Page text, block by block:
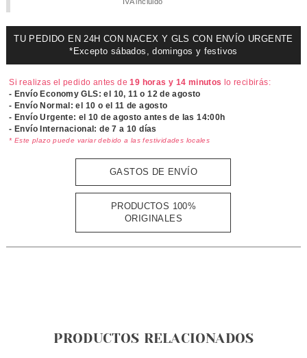
TU PEDIDO EN 24H CON NACEX Y GLS CON ENVÍO URGENTE
*Excepto sábados, domingos y festivos
Si realizas el pedido antes de19 horas y 14 minutos lo recibirás:
- Envío Economy GLS: el 10, 11 o 12 de agosto
- Envío Normal: el 10 o el 11 de agosto
- Envío Urgente: el10 de agosto antes de las 14:00h
- Envío Internacional: de 7 a 10 días
* Este plazo puede variar debido a las festividades locales
GASTOS DE ENVÍO
PRODUCTOS 100%
ORIGINALES
PRODUCTOS RELACIONADOS